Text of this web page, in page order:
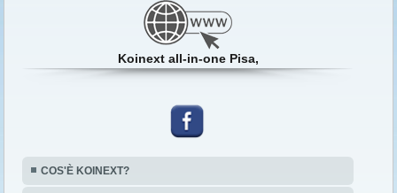
Koinext all-in-one Pisa,
COS'È KOINEXT?